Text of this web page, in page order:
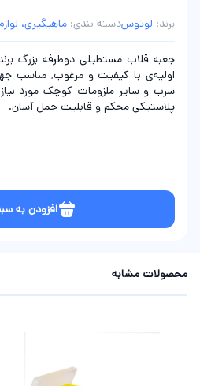
برند: لوتوسدسته بندی: ماهیگیری،
جعبه قلاب مستطيلی دوطرفه بزرگ
اولیه‌ی با کیفیت و مرغوب, مناسب
سرب و سایر ملزومات کوچک مورد
پلاستیکی محکم و قابلیت حمل آسان.
افزودن به
محصولات مشابه